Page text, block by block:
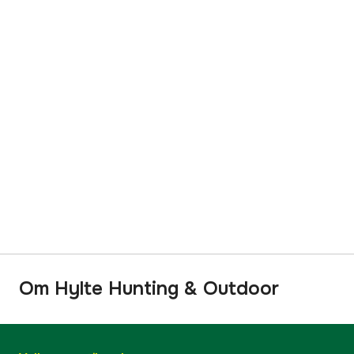
Om Hylte Hunting & Outdoor